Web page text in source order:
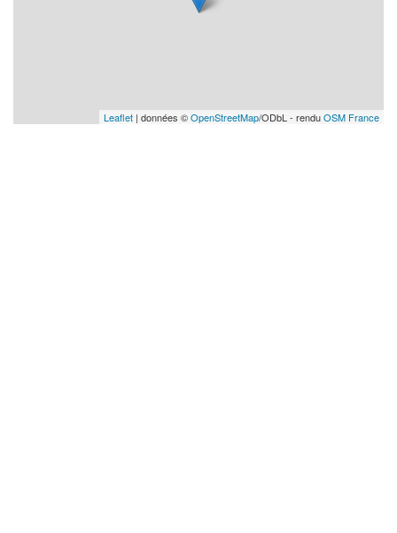
Leaflet | données ©OpenStreetMap/ODbL - renduOSM France